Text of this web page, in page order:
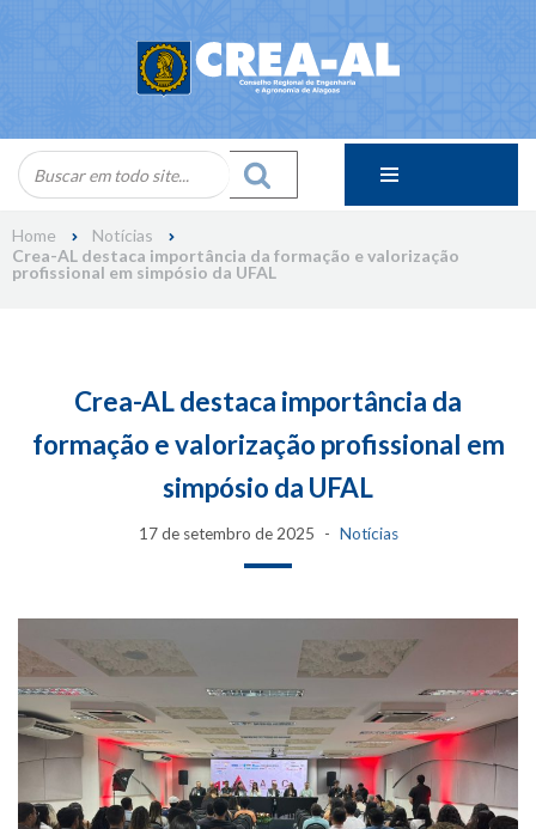
Home
Notícias
Crea-AL destaca importância da formação e valorização
profissional em simpósio da UFAL
Crea-AL destaca importância da
formação e valorização profissional em
simpósio da UFAL
17 de setembro de 2025 Notícias